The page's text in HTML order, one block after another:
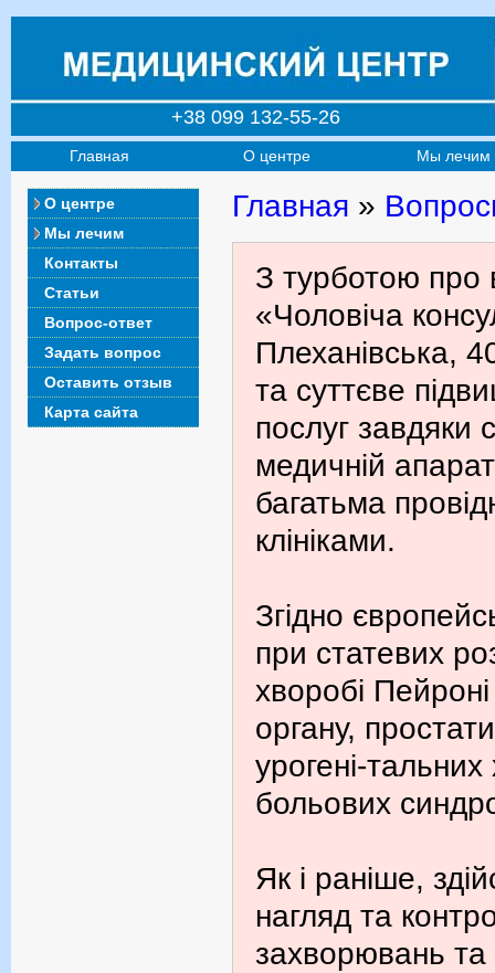
+38 099 132-55-26
Главная О центре Мы лечим
О центре
Мы лечим
Контакты
Статьи
Вопрос-ответ
Задать вопрос
Оставить отзыв
Карта сайта
Главная »
З турботою про
«Чоловіча
Плеханівська,
та суттєве
послуг завдяки
медичній
багатьма
клініками.
Згідно
при статевих
хворобі
органу,
урогені-
больових
Як і раніше,
нагляд та
захворювань